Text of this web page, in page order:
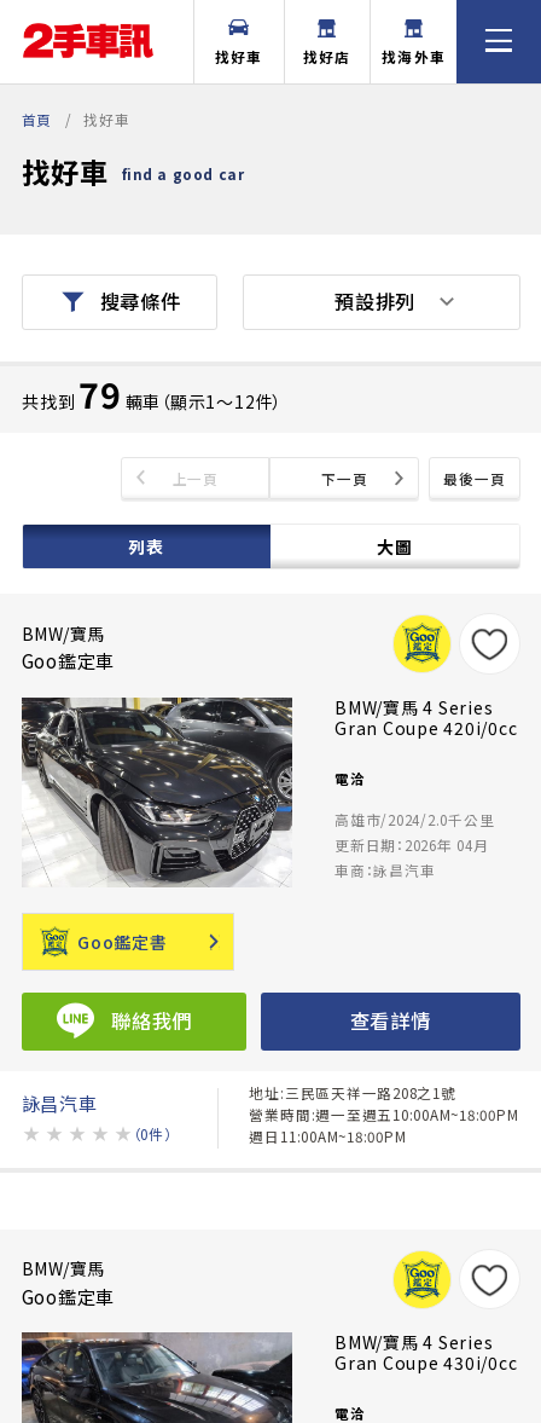
找好車 找好店 找海外車
首頁 找好車
找好車 find a good car
搜尋條件
共找到 79 輛車（顯示1〜12件）
最後一頁
上一頁 下一頁
列表 大圖
預設排列
BMW/寶馬
Goo鑑定車
BMW/寶馬 4 Series
Gran Coupe 420i/0cc
電洽
高雄市/2024/2.0千公里
更新日期：2026年 04月
車商：詠昌汽車
Goo鑑定書
聯絡我們 查看詳情
詠昌汽車
★ ★ ★ ★ ★ （0件）
地址:三民區天祥一路208之1號
營業時間:週一至週五10:00AM~18:00PM
週日11:00AM~18:00PM
BMW/寶馬
Goo鑑定車
BMW/寶馬 4 Series
Gran Coupe 430i/0cc
電洽